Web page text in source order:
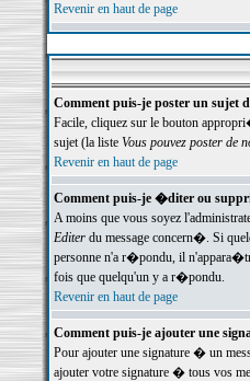
Revenir en haut de page
Comment puis-je poster un sujet
Facile, cliquez sur le bouton
sujet (la liste Vous pouvez poster de
Revenir en haut de page
Comment puis-je �diter ou
A moins que vous soyez
Editerdu message concern�. Si
personne n'a r�pondu, il
fois que quelqu'un y a r�pondu.
Revenir en haut de page
Comment puis-je ajouter une
Pour ajouter une signature � un
ajouter votre signature � tous vos